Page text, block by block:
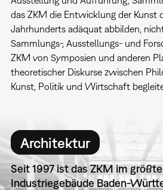
das ZKM die Entwicklung der Kunst
Jahrhunderts adäquat abbilden,
Sammlungs-, Ausstellungs- und
ZKM von Symposien und anderen
theoretischer Diskurse zwischen
Kunst, Politik und Wirtschaft
Architektur
Seit 1997 ist das ZKM im
Industriegebäude Baden-